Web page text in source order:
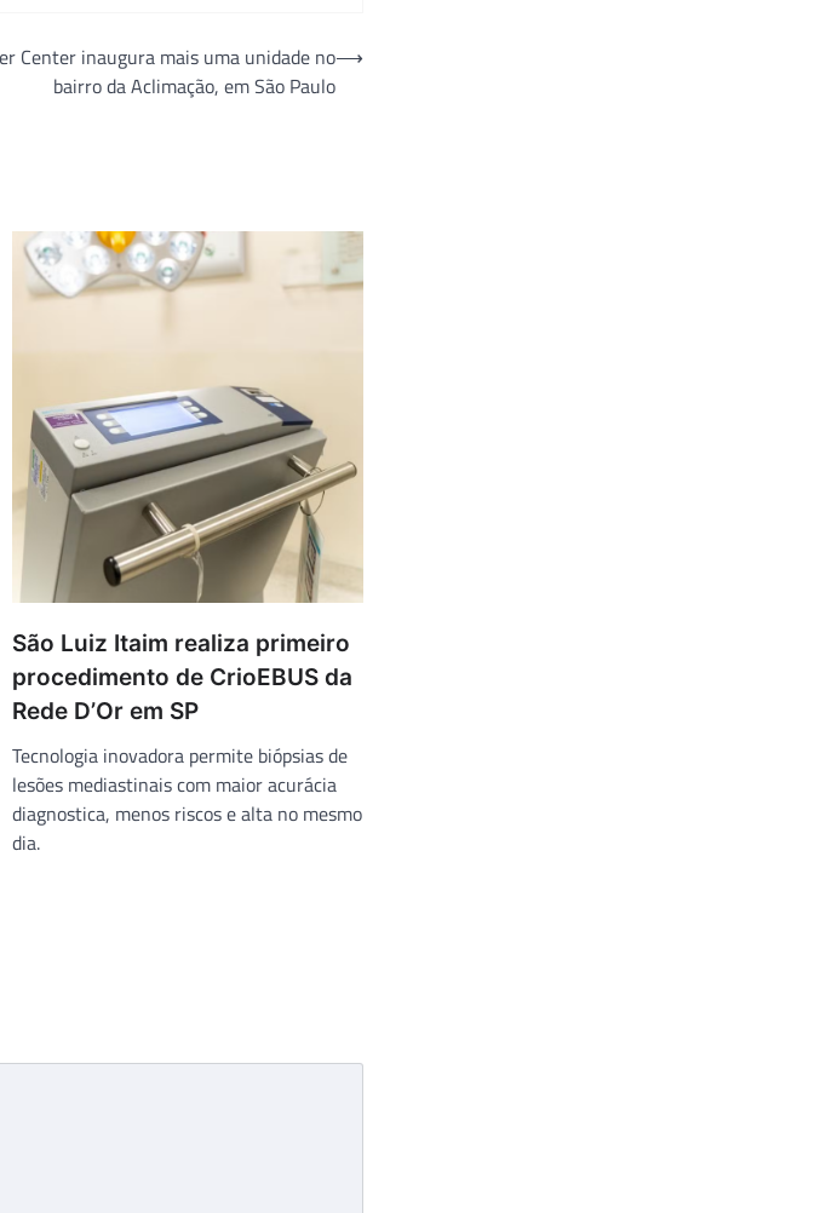
Center inaugura mais uma unidade no
bairro da Aclimação, em São Paulo
⟶
São Luiz Itaim realiza primeiro
procedimento de CrioEBUS da
Rede D’Or em SP
Tecnologia inovadora permite biópsias de
lesões mediastinais com maior acurácia
diagnostica, menos riscos e alta no mesmo
dia.